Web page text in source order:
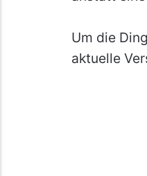
Um die
aktuelle